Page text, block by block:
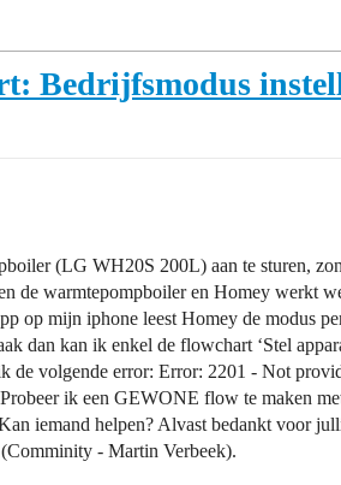
Bedrijfsmodus
(LG WH20S 200L) aan te sturen,
de warmtepompboiler en Homey werkt
op mijn iphone leest Homey de modus
kan ik enkel de flowchart ‘Stel
volgende error: Error: 2201 - Not
ik een GEWONE flow te maken
iemand helpen? Alvast bedankt voor
- Martin Verbeek).